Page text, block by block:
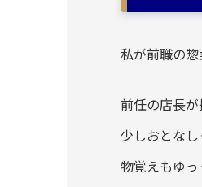
私が前職の惣
前任の店長
少しおとなし
物覚えもゆっ